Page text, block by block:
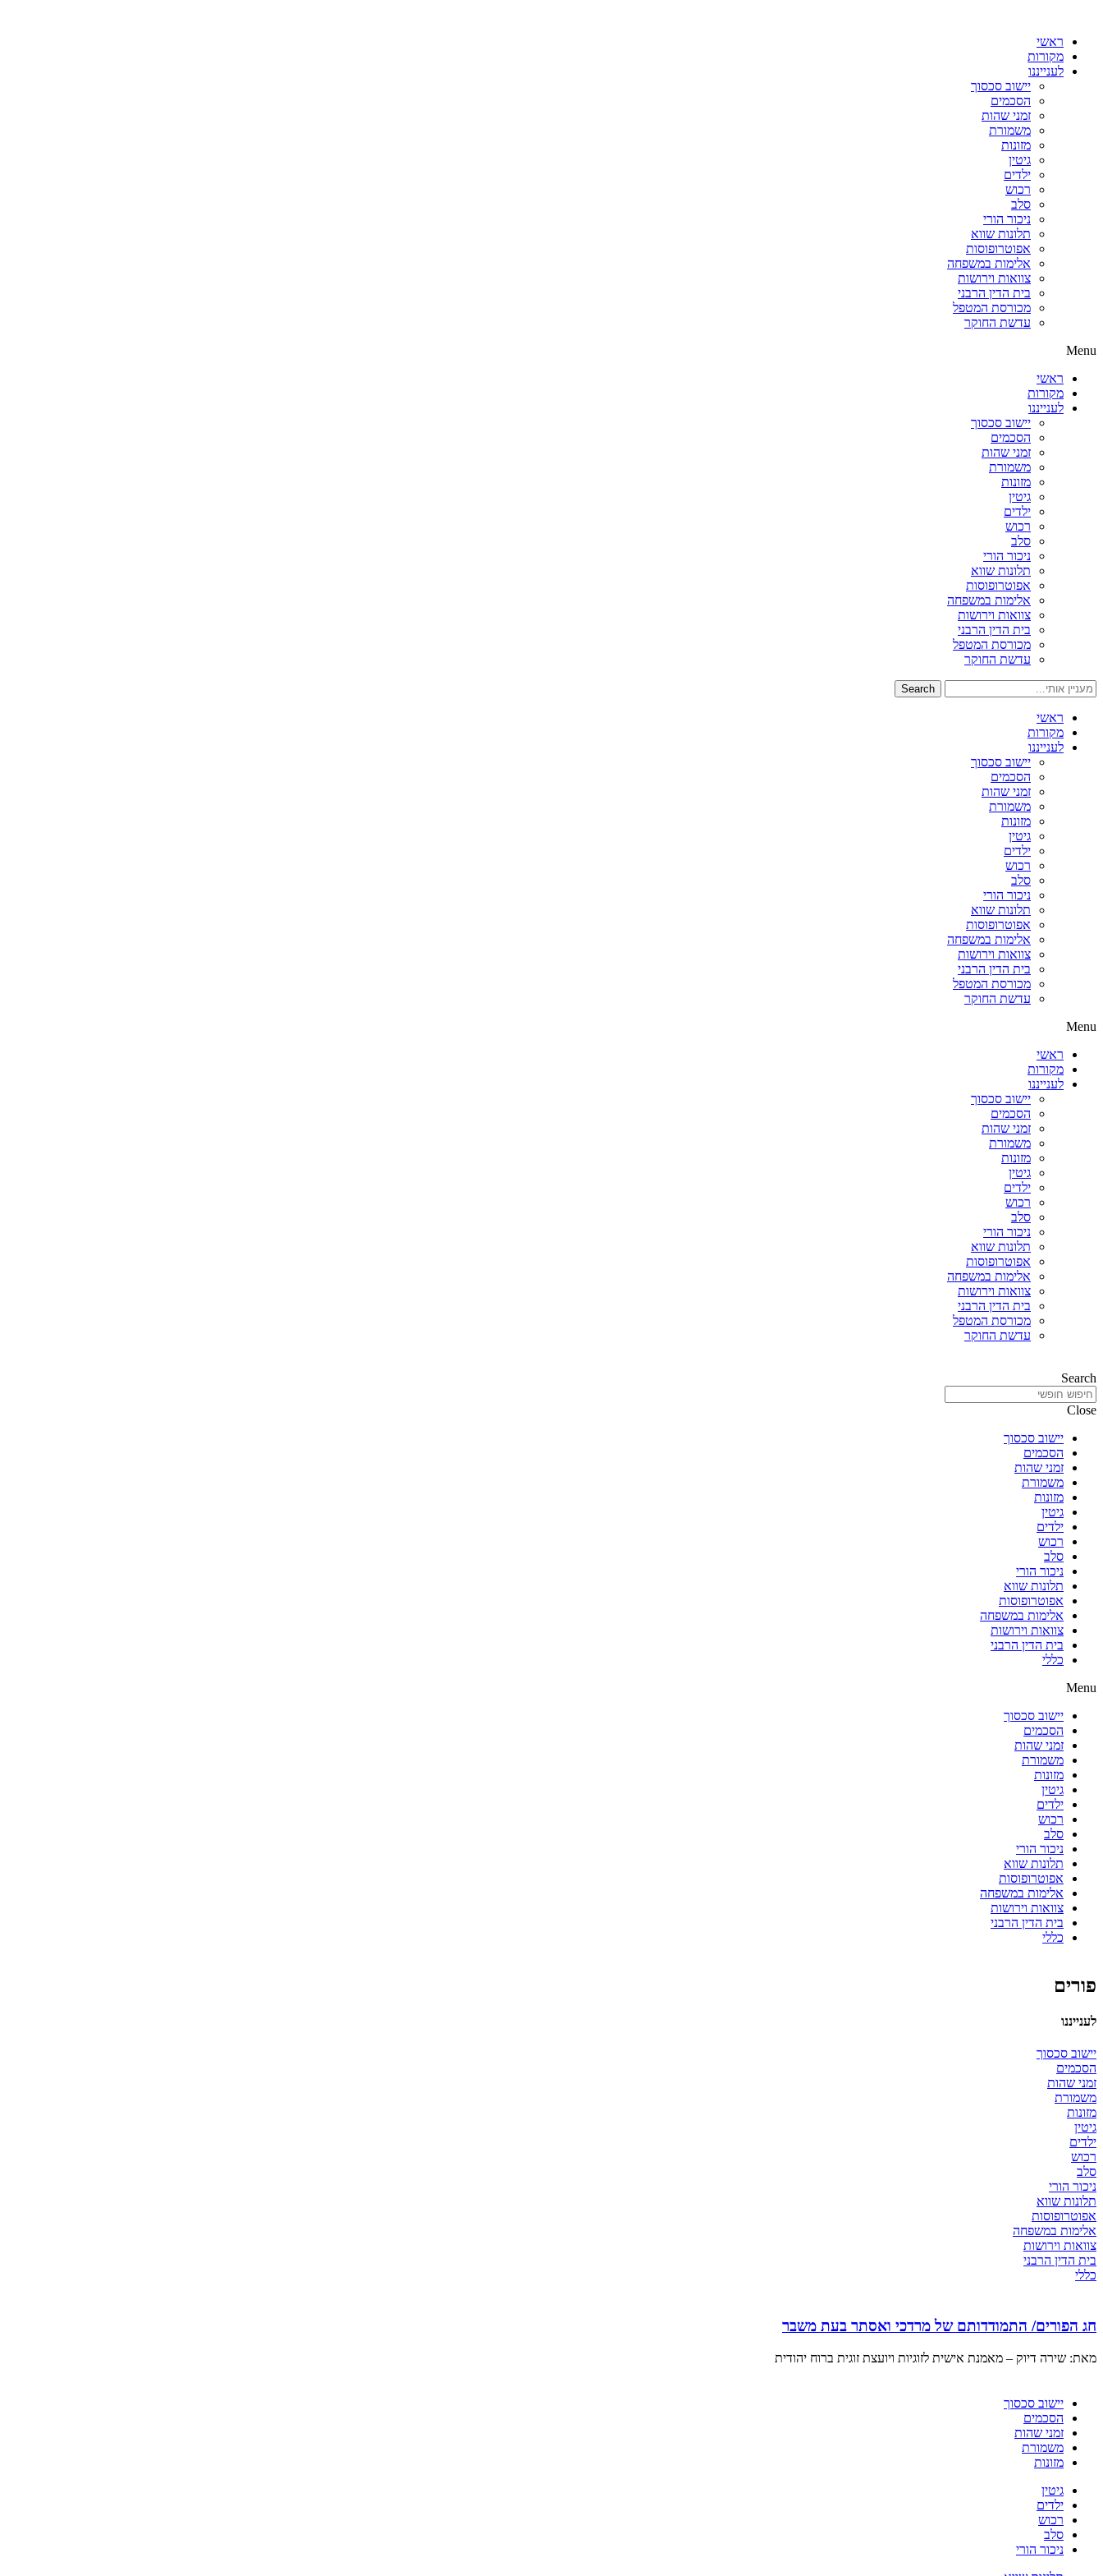
ראשי
מקורות
לענייננו
יישוב סכסוך
הסכמים
זמני שהות
משמורת
מזונות
גיטין
ילדים
רכוש
סלב
ניכור הורי
תלונות שווא
אפוטרופוסות
אלימות במשפחה
צוואות וירושות
בית הדין הרבני
מכורסת המטפל
עדשת החוקר
Menu
ראשי
מקורות
לענייננו
יישוב סכסוך
הסכמים
זמני שהות
משמורת
מזונות
גיטין
ילדים
רכוש
סלב
ניכור הורי
תלונות שווא
אפוטרופוסות
אלימות במשפחה
צוואות וירושות
בית הדין הרבני
מכורסת המטפל
עדשת החוקר
Search
ראשי
מקורות
לענייננו
יישוב סכסוך
הסכמים
זמני שהות
משמורת
מזונות
גיטין
ילדים
רכוש
סלב
ניכור הורי
תלונות שווא
אפוטרופוסות
אלימות במשפחה
צוואות וירושות
בית הדין הרבני
מכורסת המטפל
עדשת החוקר
Menu
ראשי
מקורות
לענייננו
יישוב סכסוך
הסכמים
זמני שהות
משמורת
מזונות
גיטין
ילדים
רכוש
סלב
ניכור הורי
תלונות שווא
אפוטרופוסות
אלימות במשפחה
צוואות וירושות
בית הדין הרבני
מכורסת המטפל
עדשת החוקר
Search
Close
יישוב סכסוך
הסכמים
זמני שהות
משמורת
מזונות
גיטין
ילדים
רכוש
סלב
ניכור הורי
תלונות שווא
אפוטרופוסות
אלימות במשפחה
צוואות וירושות
בית הדין הרבני
כללי
Menu
יישוב סכסוך
הסכמים
זמני שהות
משמורת
מזונות
גיטין
ילדים
רכוש
סלב
ניכור הורי
תלונות שווא
אפוטרופוסות
אלימות במשפחה
צוואות וירושות
בית הדין הרבני
כללי
פורים
לענייננו
יישוב סכסוך
הסכמים
זמני שהות
משמורת
מזונות
גיטין
ילדים
רכוש
סלב
ניכור הורי
תלונות שווא
אפוטרופוסות
אלימות במשפחה
צוואות וירושות
בית הדין הרבני
כללי
חג הפורים/ התמודדותם של מרדכי ואסתר בעת משבר
מאת: שירה דיוק – מאמנת אישית לזוגיות ויועצת זוגית ברוח יהודית
יישוב סכסוך
הסכמים
זמני שהות
משמורת
מזונות
גיטין
ילדים
רכוש
סלב
ניכור הורי